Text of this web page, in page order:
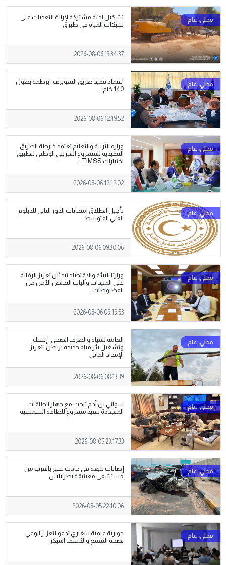
تشكيل لجنة مشتركة لإزالة التعديات على
شبكات المياه في طبرق
2026-08-06 13:34:37
اعتماد تنفيذ طريق الشويرف , برطمة بطول
140 كلم ..
2026-08-06 12:19:52
وزارة التربية والتعليم تعتمد خارطة الطريق
التنفيذية للمشروع التجريبي الوطني لتطبيق
اختبارات TIMSS .
2026-08-06 12:12:02
تأجيل انطلاق امتحانات الدور الثاني للدبلوم
الفني المتوسط .
2026-08-06 09:30:06
وزارتا البيئة والاقتصاد تبحثان تعزيز الرقابة
على المبيدات وآليات التخلص الآمن من
المضبوطات .
2026-08-06 09:19:53
العامة للمياه والصرف الصحي : إنشاء
وتشغيل بئر مياه جديدة بزلطن لتعزيز
الإمداد المائي
2026-08-06 08:13:39
سواني بن آدم تبحث مع جهاز الطاقات
المتجددة تنفيذ مشروع للطاقة الشمسية
2026-08-05 23:17:33
إصابات بليغة في حادث سير بالقرب من
مستشفى معيتيقة بطرابلس
2026-08-05 22:10:06
حوارية علمية ببنغازي تدعو لتعزيز الوعي
بصحة السمع والكشف المبكر